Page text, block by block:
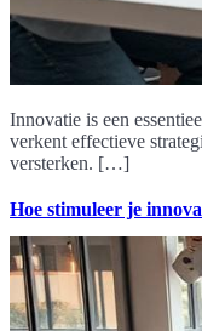
Innovatie is een
verkent effectieve
versterken. […]
Hoe stimuleer je